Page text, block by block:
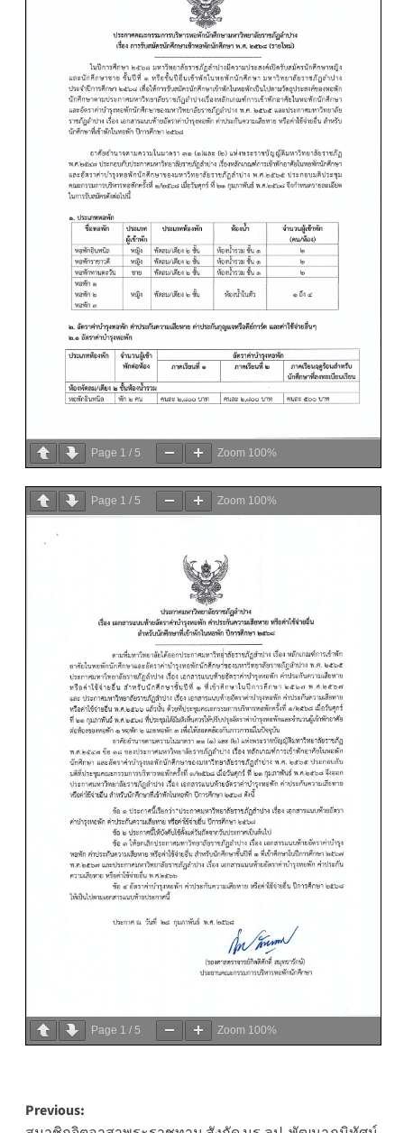
Page 1 / 5 Zoom 100%
Page 1 / 5 Zoom 100%
Page 1 / 5 Zoom 100%
Post
Previous: